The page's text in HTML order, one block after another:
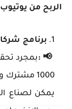
الربح من يوتيوب
📢:بمجرد
يمكن لصناع